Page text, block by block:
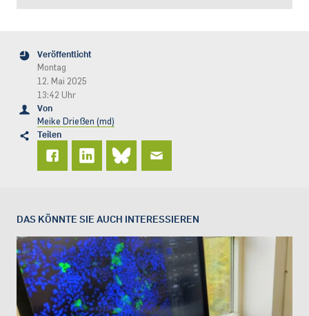
Veröffentlicht
Montag
12. Mai 2025
13:42 Uhr
Von
Meike Drießen (md)
Teilen
DAS KÖNNTE SIE AUCH INTERESSIEREN